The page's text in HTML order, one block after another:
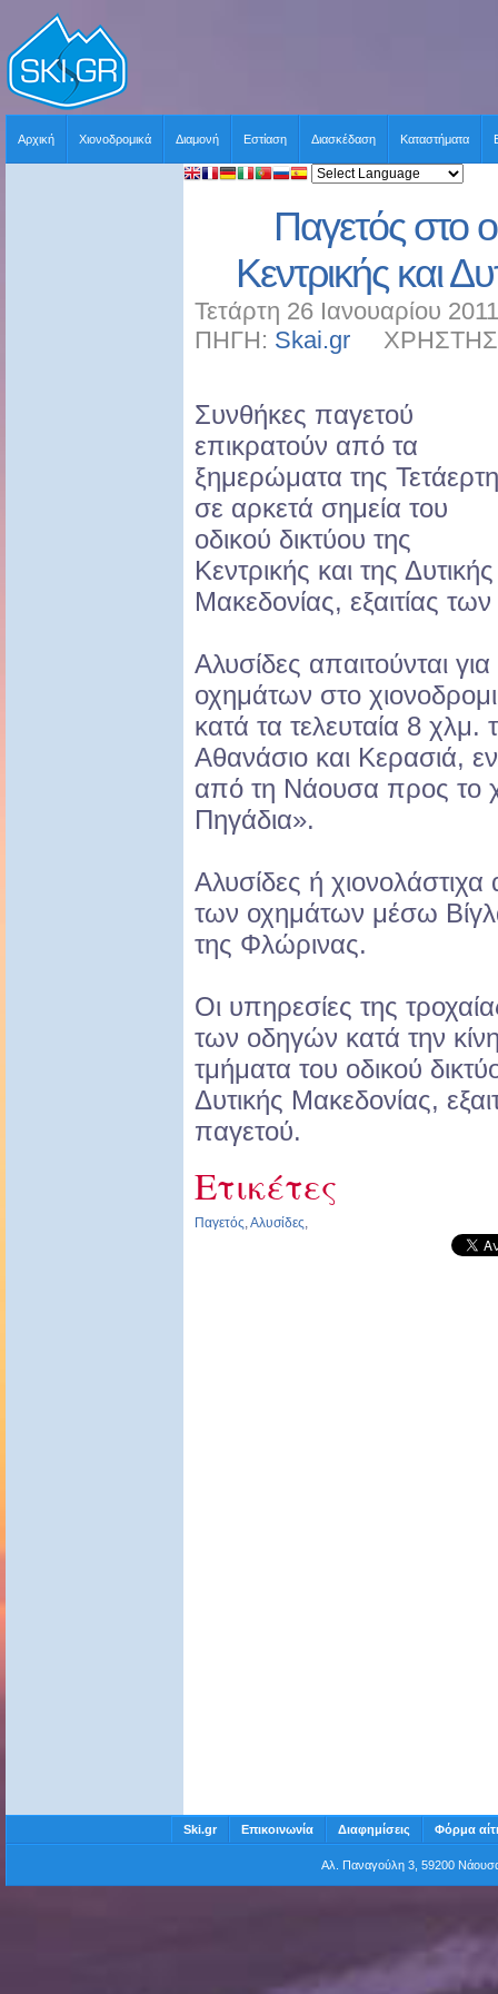
Αρχική Χιονοδρομικά Διαμονή Εστίαση Διασκέδαση Καταστήματα
Παγετός στο
Κεντρικής και
Τετάρτη 26 Ιανουαρίου
ΠΗΓΗ: Skai.gr ΧΡΗΣΤΗΣ:
Συνθήκες παγετού
επικρατούν από τα
ξημερώματα της
σε αρκετά σημεία του
οδικού δικτύου της
Κεντρικής και της Δυτικής
Μακεδονίας, εξαιτίας
Αλυσίδες απαιτούνται
οχημάτων στο
κατά τα τελευταία 8
Αθανάσιο και Κερασιά,
από τη Νάουσα προς το
Πηγάδια».
Αλυσίδες ή χιονολάστιχα
των οχημάτων μέσω
της Φλώρινας.
Οι υπηρεσίες της
των οδηγών κατά την
τμήματα του οδικού
Δυτικής Μακεδονίας,
παγετού.
Ετικέτες
Παγετός,Αλυσίδες,
Ski.gr Επικοινωνία Διαφημίσεις Φόρμα
Αλ. Παναγούλη 3, 59200